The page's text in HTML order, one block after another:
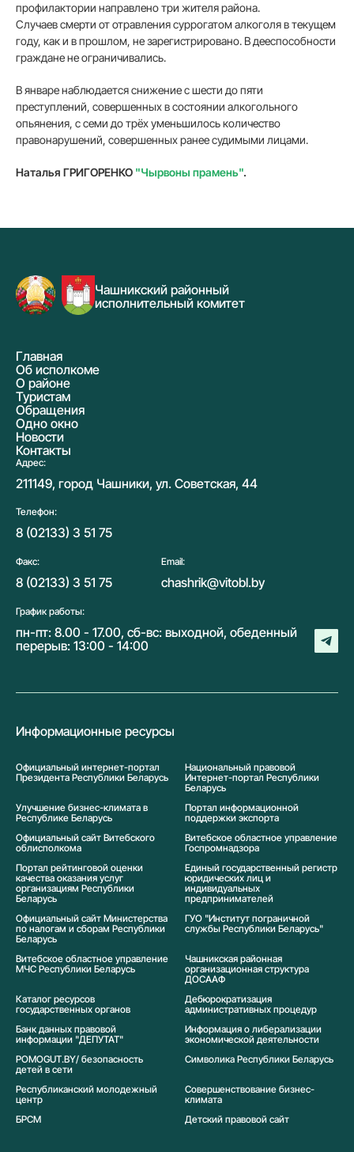
профилактории направлено три жителя района.
Случаев смерти от отравления суррогатом алкоголя в текущем
году, как и в прошлом, не зарегистрировано. В дееспособности
граждане не ограничивались.
В январе наблюдается снижение с шести до пяти
преступлений, совершенных в состоянии алкогольного
опьянения, с семи до трёх уменьшилось количество
правонарушений, совершенных ранее судимыми лицами.
Наталья ГРИГОРЕНКО "Чырвоны прамень".
Чашникский районный
исполнительный комитет
Главная
Об исполкоме
О районе
Туристам
Обращения
Одно окно
Новости
Контакты
Адрес:
211149, город Чашники, ул. Советская, 44
Телефон:
8 (02133) 3 51 75
Факс:
8 (02133) 3 51 75
Email:
chashrik@vitobl.by
График работы:
пн-пт: 8.00 - 17.00, сб-вс: выходной, обеденный
перерыв: 13:00 - 14:00
Информационные ресурсы
Официальный интернет-портал
Президента Республики Беларусь
Национальный правовой
Интернет-портал Республики
Беларусь
Улучшение бизнес-климата в
Республике Беларусь
Портал информационной
поддержки экспорта
Официальный сайт Витебского
облисполкома
Витебское областное управление
Госпромнадзора
Портал рейтинговой оценки
качества оказания услуг
организациям Республики
Беларусь
Единый государственный регистр
юридических лиц и
индивидуальных
предпринимателей
Официальный сайт Министерства
по налогам и сборам Республики
Беларусь
ГУО "Институт пограничной
службы Республики Беларусь"
Витебское областное управление
МЧС Республики Беларусь
Чашникская районная
организационная структура
ДОСААФ
Каталог ресурсов
государственных органов
Дебюрократизация
административных процедур
Банк данных правовой
информации "ДЕПУТАТ"
Информация о либерализации
экономической деятельности
POMOGUT.BY/ безопасность
детей в сети
Символика Реcпублики Беларусь
Республиканский молодежный
центр
Совершенствование бизнес-
климата
БРСМ
Детский правовой сайт